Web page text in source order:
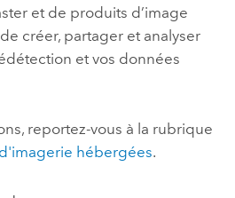
et de produits d’image
créer, partager et analyser
et vos données
reportez-vous à la rubrique
hébergées.